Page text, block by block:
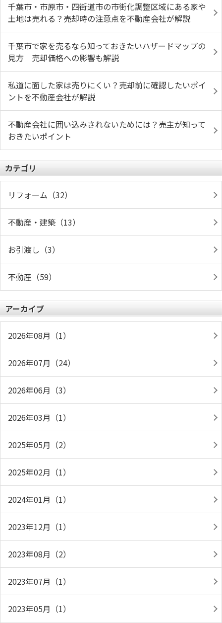
千葉市・市原市・四街道市の市街化調整区域にある家や
土地は売れる？売却時の注意点を不動産会社が解説
千葉市で家を売るなら知っておきたいハザードマップの
見方｜売却価格への影響も解説
私道に面した家は売りにくい？売却前に確認したいポイ
ントを不動産会社が解説
不動産会社に囲い込みされないためには？売主が知って
おきたいポイント
カテゴリ
リフォーム（32）
不動産・建築（13）
お引渡し（3）
不動産（59）
アーカイブ
2026年08月（1）
2026年07月（24）
2026年06月（3）
2026年03月（1）
2025年05月（2）
2025年02月（1）
2024年01月（1）
2023年12月（1）
2023年08月（2）
2023年07月（1）
2023年05月（1）